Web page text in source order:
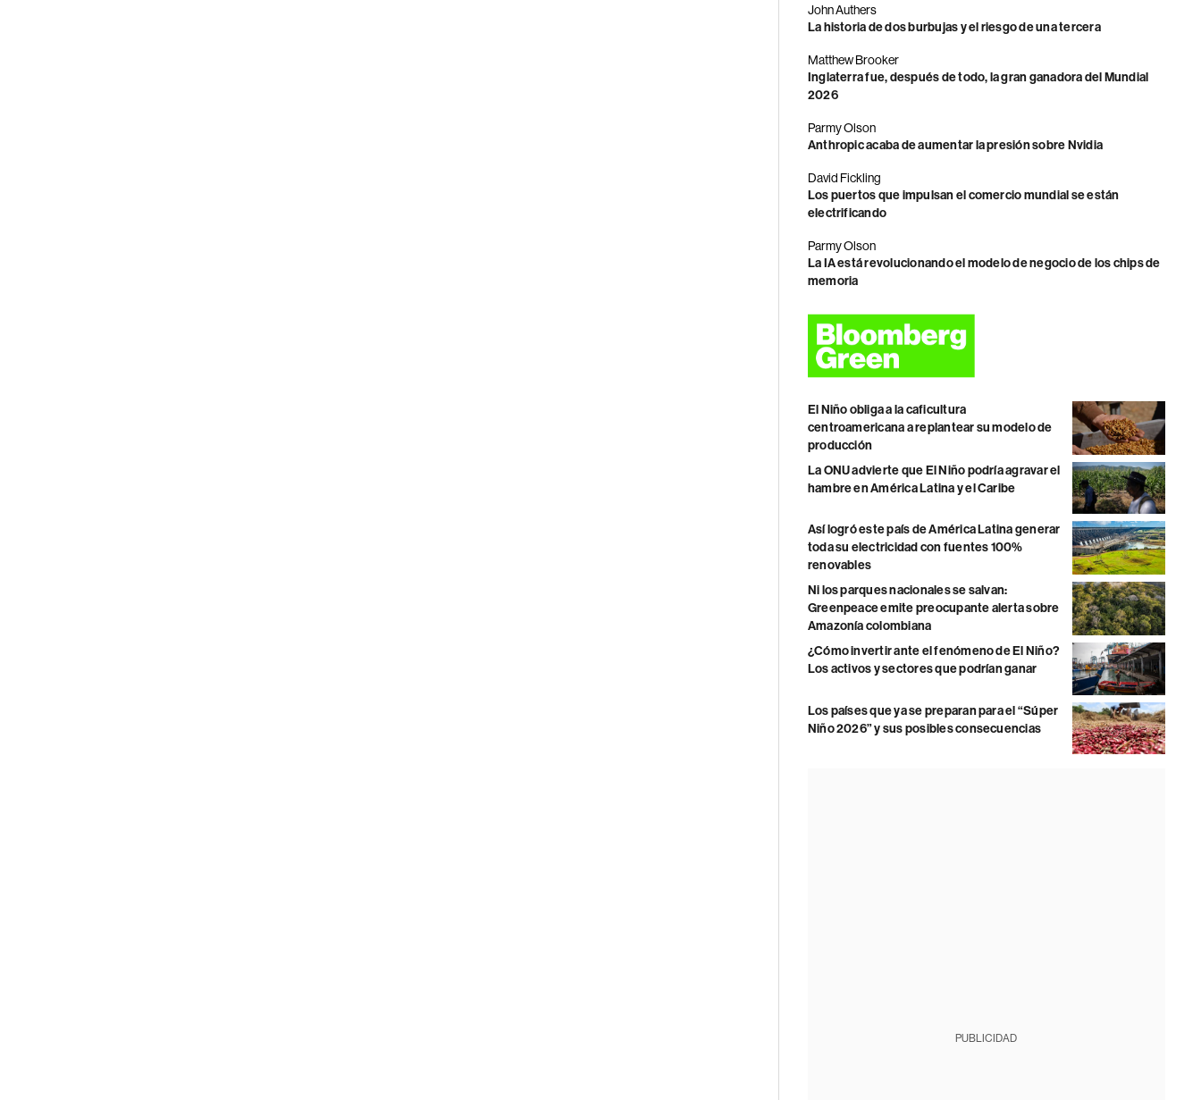
John Authers
La historia de dos burbujas y el riesgo de una tercera
Matthew Brooker
Inglaterra fue, después de todo, la gran ganadora del Mundial
2026
Parmy Olson
Anthropic acaba de aumentar la presión sobre Nvidia
David Fickling
Los puertos que impulsan el comercio mundial se están
electrificando
Parmy Olson
La IA está revolucionando el modelo de negocio de los chips de
memoria
El Niño obliga a la caficultura
centroamericana a replantear su modelo de
producción
La ONU advierte que El Niño podría agravar el
hambre en América Latina y el Caribe
Así logró este país de América Latina generar
toda su electricidad con fuentes 100%
renovables
Ni los parques nacionales se salvan:
Greenpeace emite preocupante alerta sobre
Amazonía colombiana
¿Cómo invertir ante el fenómeno de El Niño?
Los activos y sectores que podrían ganar
Los países que ya se preparan para el “Súper
Niño 2026” y sus posibles consecuencias
PUBLICIDAD